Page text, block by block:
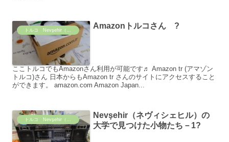
トルコ Nevşehir（ネヴィシェヒル）の日常 Amazonトルコさん ?
ここトルコでもAmazonさん利用が可能です♬ Amazon tr (アマゾン
トルコ)さん 日本からもAmazon tr さんのサイトにアクセスすること
ができます。 amazon.com Amazon Japan...
Nevşehir（ネヴィシェヒル）の
大学で見つけた小物たち－1?